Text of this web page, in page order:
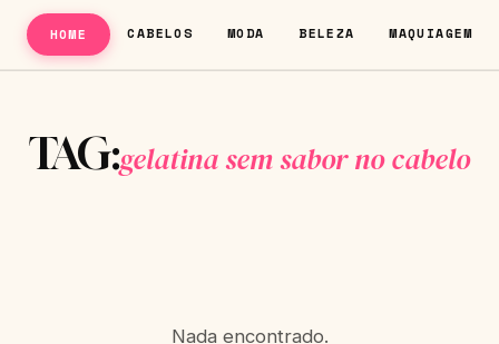
HOME CABELOS MODA BELEZA MAQUIAGEM
TAG:gelatina sem sabor no cabelo
Nada encontrado.